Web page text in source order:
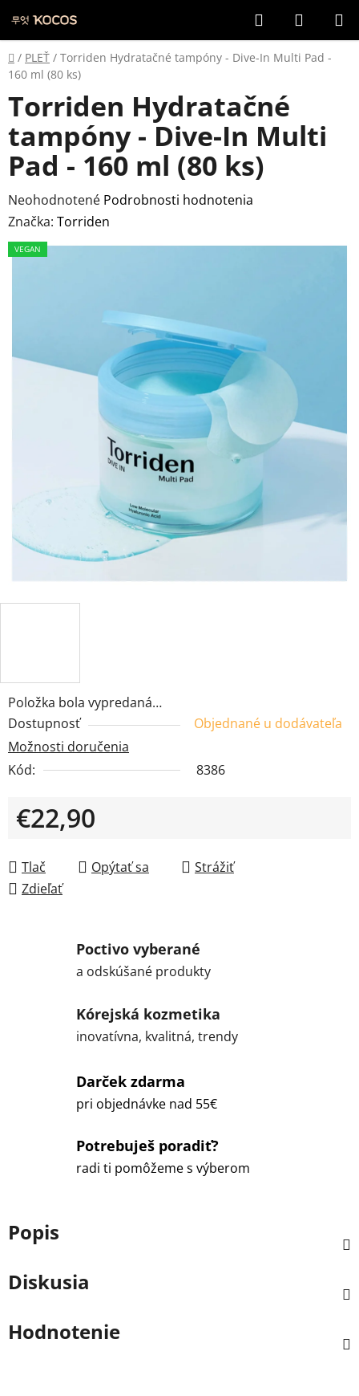
na
obsah
Hľadať
KOŠÍK
Domov
/ PLEŤ / Torriden Hydratačné tampóny - Dive-In Multi Pad -
160 ml (80 ks)
Položka bola vypredaná…
Dostupnosť
Objednané u dodávateľa
Možnosti doručenia
Kód:
8386
€22,90
Tlač
Opýtať sa
Strážiť
Zdieľať
Torriden Hydratačné
tampóny - Dive-In Multi
Pad - 160 ml (80 ks)
Priemerné
hodnotenie
produktu
Neohodnotené Podrobnosti hodnotenia
Značka: Torriden
VEGAN
Poctivo vyberané
a odskúšané produkty
Kórejská kozmetika
inovatívna, kvalitná, trendy
Darček zdarma
pri objednávke nad 55€
Potrebuješ poradiť?
radi ti pomôžeme s výberom
Popis
Diskusia
Hodnotenie